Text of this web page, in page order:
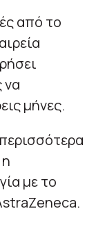
από το
να
μήνες.
με το